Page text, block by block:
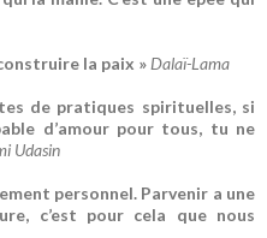
la paix » Dalaï-Lama
de pratiques spirituelles, si
d’amour pour tous, tu ne
Udasin
personnel. Parvenir a une
c’est pour cela que nous